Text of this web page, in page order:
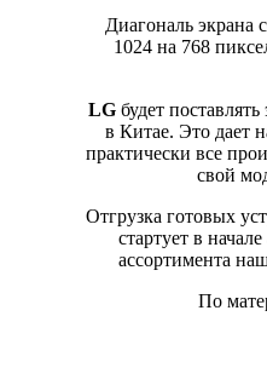
Диагональ экрана
1024 на 768
LG будет
в Китае. Это дает
практически все
свой
Отгрузка готовых
стартует в
ассортимента
По